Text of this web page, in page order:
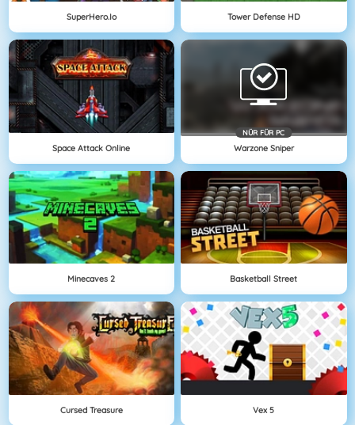
SuperHero.io Tower Defense HD
Space Attack Online
NÜR FÜR PC
Warzone Sniper
Minecaves 2 Basketball Street
Cursed Treasure Vex 5